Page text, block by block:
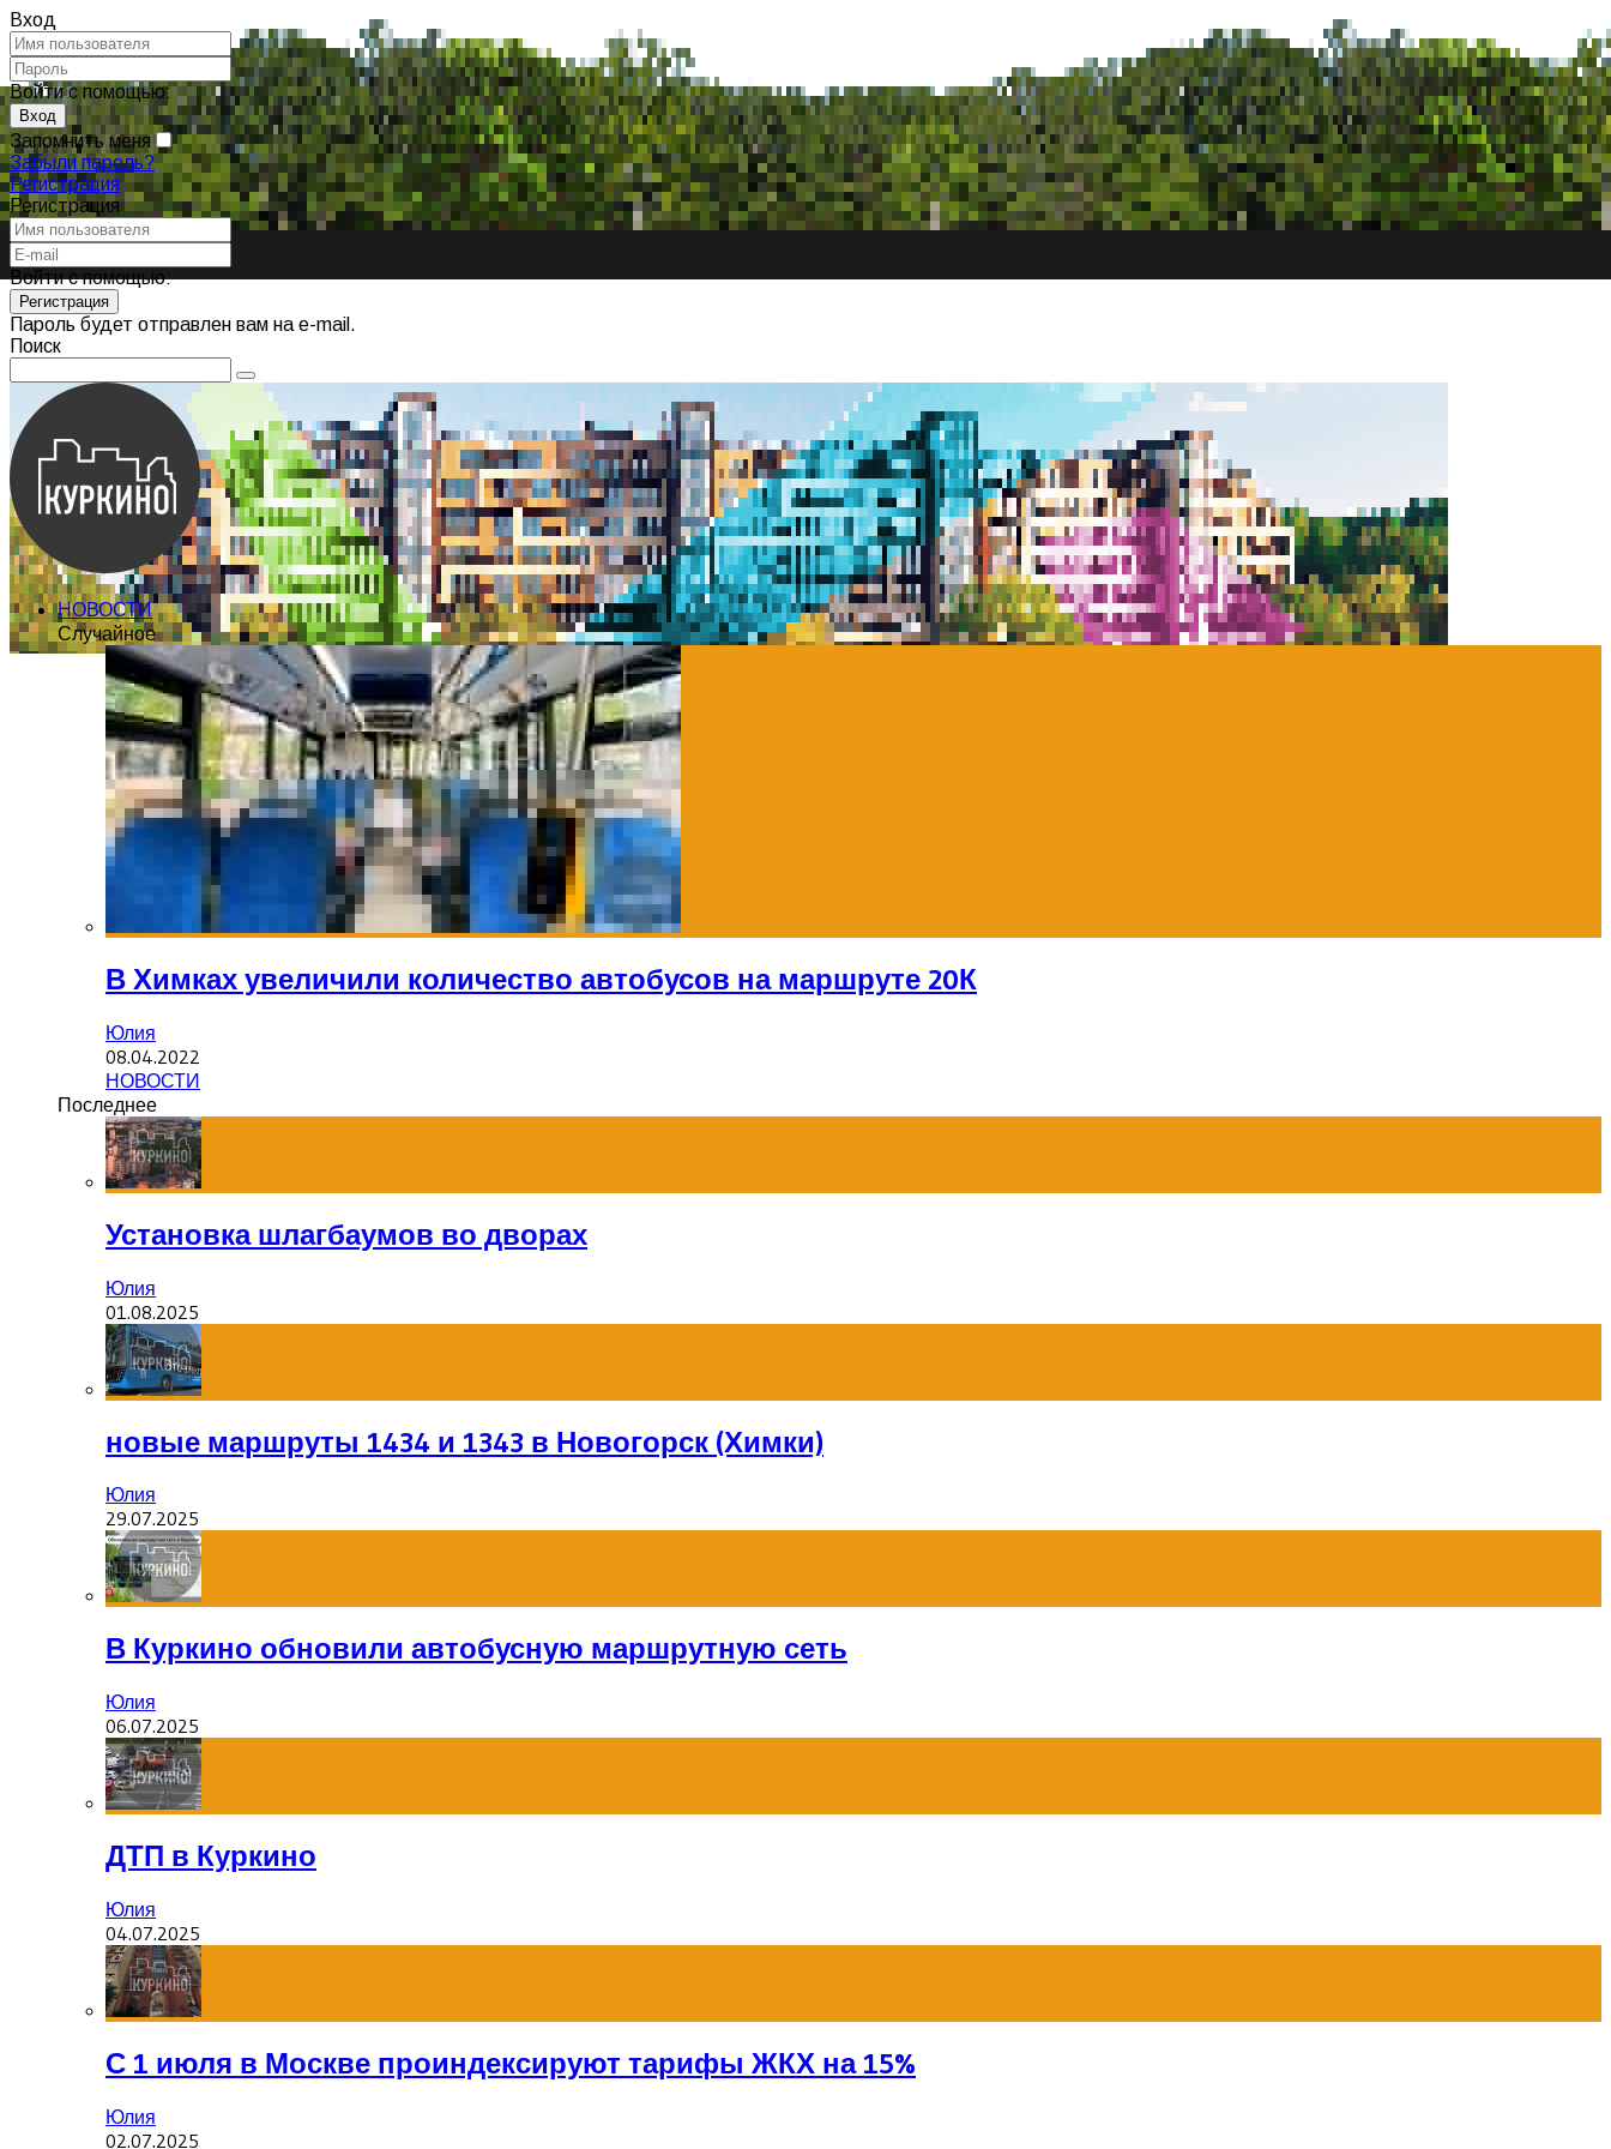
Вход
Войти с помощью:
Запомнить меня
Забыли пароль?
Регистрация
Регистрация
Войти с помощью:
Пароль будет отправлен вам на e-mail.
Поиск
НОВОСТИ
Случайное
В Химках увеличили количество автобусов на маршруте 20К
Юлия
08.04.2022
НОВОСТИ
Последнее
Установка шлагбаумов во дворах
Юлия
01.08.2025
новые маршруты 1434 и 1343 в Новогорск (Химки)
Юлия
29.07.2025
В Куркино обновили автобусную маршрутную сеть
Юлия
06.07.2025
ДТП в Куркино
Юлия
04.07.2025
С 1 июля в Москве проиндексируют тарифы ЖКХ на 15%
Юлия
02.07.2025